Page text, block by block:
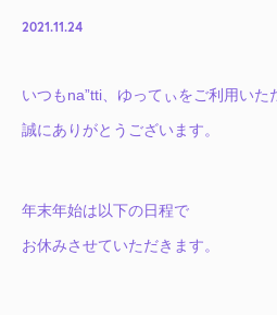
2021.11.24
いつもna”tti、ゆってぃをご利用いた
誠にありがとうございます。
年末年始は以下の日程で
お休みさせていただきます。